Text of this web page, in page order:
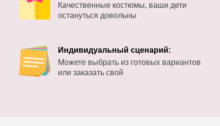
Качественные костюмы, ваши дети
остануться довольны
Индивидуальный сценарий:
Можете выбрать из готовых вариантов
или заказать свой